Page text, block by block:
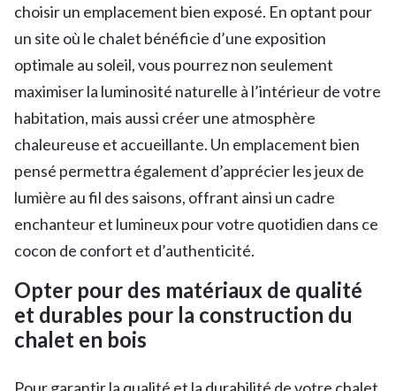
choisir un emplacement bien exposé. En optant pour
un site où le chalet bénéficie d’une exposition
optimale au soleil, vous pourrez non seulement
maximiser la luminosité naturelle à l’intérieur de votre
habitation, mais aussi créer une atmosphère
chaleureuse et accueillante. Un emplacement bien
pensé permettra également d’apprécier les jeux de
lumière au fil des saisons, offrant ainsi un cadre
enchanteur et lumineux pour votre quotidien dans ce
cocon de confort et d’authenticité.
Opter pour des matériaux de qualité
et durables pour la construction du
chalet en bois
Pour garantir la qualité et la durabilité de votre chalet